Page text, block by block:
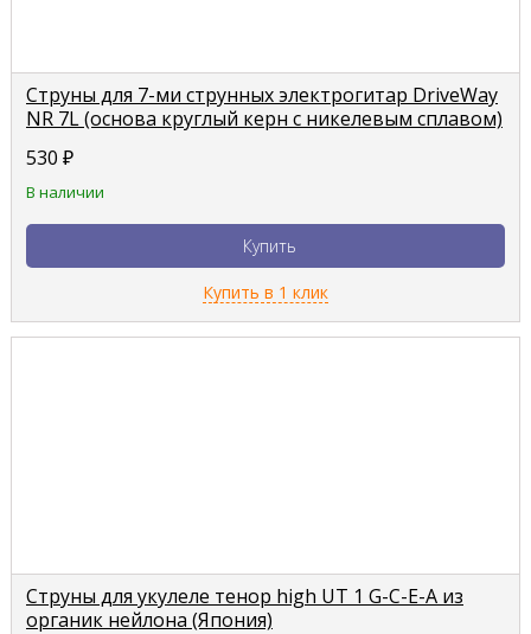
Струны для 7-ми струнных электрогитар DriveWay
NR 7L (основа круглый керн с никелевым сплавом)
530 ₽
В наличии
Купить
Купить в 1 клик
Струны для укулеле тенор high UT 1 G-C-E-A из
органик нейлона (Япония)